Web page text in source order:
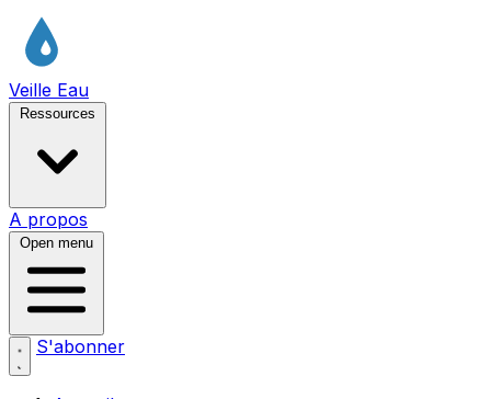
Veille Eau
Ressources
A propos
Open menu
S'abonner